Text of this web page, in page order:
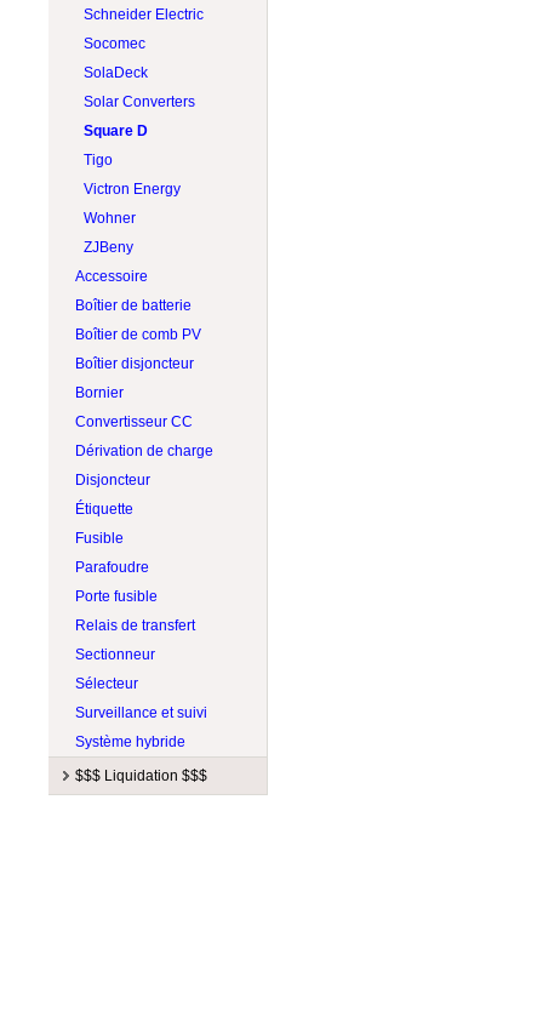
Schneider Electric
Socomec
SolaDeck
Solar Converters
Square D
Tigo
Victron Energy
Wohner
ZJBeny
Accessoire
Boîtier de batterie
Boîtier de comb PV
Boîtier disjoncteur
Bornier
Convertisseur CC
Dérivation de charge
Disjoncteur
Étiquette
Fusible
Parafoudre
Porte fusible
Relais de transfert
Sectionneur
Sélecteur
Surveillance et suivi
Système hybride
$$$ Liquidation $$$